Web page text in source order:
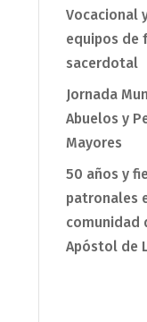
Vocacional
equipos de
sacerdotal
Jornada
Abuelos y
Mayores
50 años y
patronales
comunidad
Apóstol de